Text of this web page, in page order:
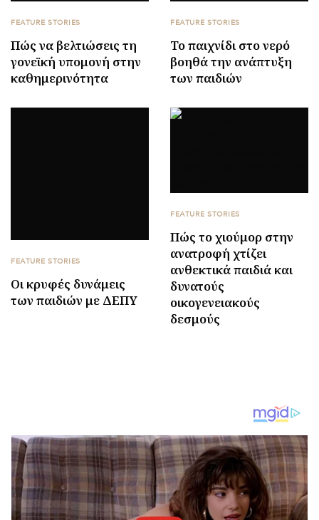
FEATURE STORIES
Πώς να βελτιώσεις τη
γονεϊκή υπομονή στην
καθημερινότητα
FEATURE STORIES
Το παιχνίδι στο νερό
βοηθά την ανάπτυξη
των παιδιών
FEATURE STORIES
Οι κρυφές δυνάμεις
των παιδιών με ΔΕΠΥ
FEATURE STORIES
Πώς το χιούμορ στην
ανατροφή χτίζει
ανθεκτικά παιδιά και
δυνατούς
οικογενειακούς
δεσμούς